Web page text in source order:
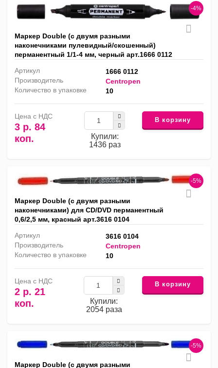
-4%
Маркер Double (с двумя разными
наконечниками пулевидный/скошенный)
перманентный 1/1-4 мм, черный арт.1666 0112
Артикул
1666 0112
Производитель
Centropen
Количество в упаковке
10
Цена с НДС
3 р. 84
коп.
Купили:
1436 раз
В корзину
-5%
Маркер Double (с двумя разными
наконечниками) для CD/DVD перманентный
0,6/2,5 мм, красный арт.3616 0104
Артикул
3616 0104
Производитель
Centropen
Количество в упаковке
10
Цена с НДС
2 р. 21
коп.
Купили:
2054 раза
В корзину
-5%
Маркер Double (с двумя разными